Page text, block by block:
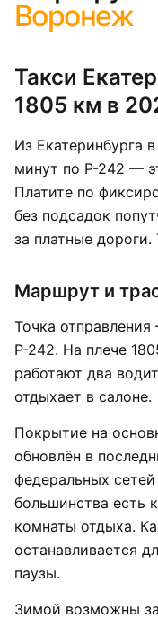
Воронеж
Такси
1805 км в
Из Екатеринбурга
минут по Р-242 —
Платите по
без подсадок
за платные
Маршрут и
Точка
Р-242. На плече
работают два
отдыхает в салоне.
Покрытие на
обновлён в
федеральных
большинства есть
комнаты отдыха.
останавливается
паузы.
Зимой возможны